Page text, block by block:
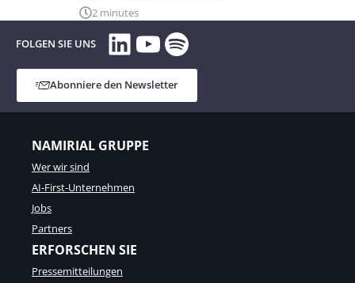
2 minutes
FOLGEN SIE UNS LinkedIn
YouTube
Spotify
Abonniere den Newsletter
NAMIRIAL GRUPPE
Wer wir sind
AI-First-Unternehmen
Jobs
Partners
ERFORSCHEN SIE
Pressemitteilungen